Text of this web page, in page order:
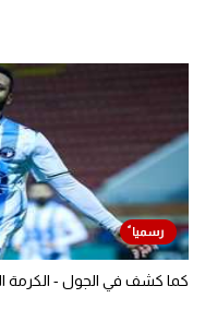
كما كشف في الجول - الكرمة